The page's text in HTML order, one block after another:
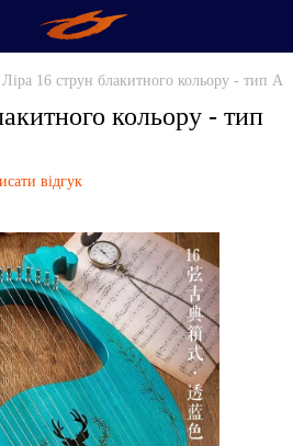
Ліра 16 струн блакитного кольору - тип А
кольору - тип
відгук